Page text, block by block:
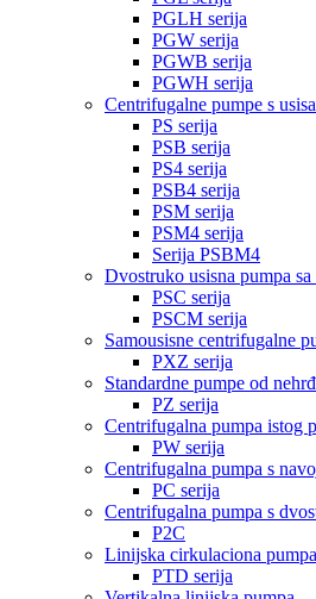
PGLH serija
PGW serija
PGWB serija
PGWH serija
Centrifugalne pumpe s
PS serija
PSB serija
PS4 serija
PSB4 serija
PSM serija
PSM4 serija
Serija PSBM4
Dvostruko usisna pumpa
PSC serija
PSCM serija
Samousisne centrifugalne
PXZ serija
Standardne pumpe od
PZ serija
Centrifugalna pumpa istog
PW serija
Centrifugalna pumpa s
PC serija
Centrifugalna pumpa s
P2C
Linijska cirkulaciona pumpa
PTD serija